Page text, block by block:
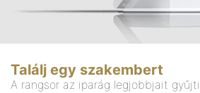
Találj egy szakembert
A rangsor az iparág legjobbjait